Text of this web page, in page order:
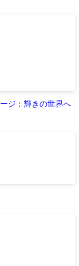
ジ：輝きの世界へ